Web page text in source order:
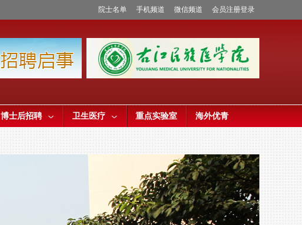
院士名单 手机频道 微信频道 会员注册登录
博士后招聘 卫生医疗 重点实验室 海外优青